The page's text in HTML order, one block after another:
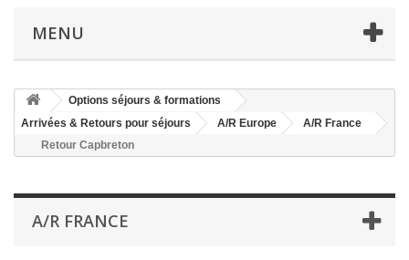
MENU
Options séjours & formations
Arrivées & Retours pour séjours
A/R Europe
A/R France
Retour Capbreton
A/R FRANCE